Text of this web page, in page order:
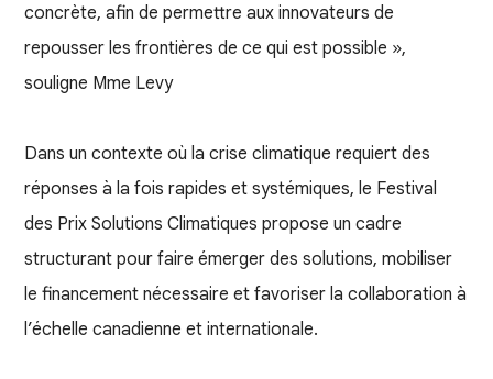
concrète, afin de permettre aux innovateurs de
repousser les frontières de ce qui est possible »,
souligne Mme Levy
Dans un contexte où la crise climatique requiert des
réponses à la fois rapides et systémiques, le Festival
des Prix Solutions Climatiques propose un cadre
structurant pour faire émerger des solutions, mobiliser
le financement nécessaire et favoriser la collaboration à
l’échelle canadienne et internationale.